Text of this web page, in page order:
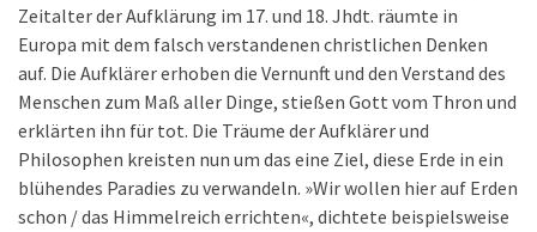
Zeitalter der Aufklärung im 17. und 18. Jhdt. räumte in
Europa mit dem falsch verstandenen christlichen Denken
auf. Die Aufklärer erhoben die Vernunft und den Verstand des
Menschen zum Maß aller Dinge, stießen Gott vom Thron und
erklärten ihn für tot. Die Träume der Aufklärer und
Philosophen kreisten nun um das eine Ziel, diese Erde in ein
blühendes Paradies zu verwandeln. »Wir wollen hier auf Erden
schon / das Himmelreich errichten«, dichtete beispielsweise